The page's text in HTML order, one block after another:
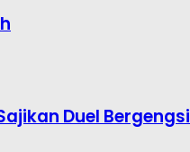
Duel Bergengsi